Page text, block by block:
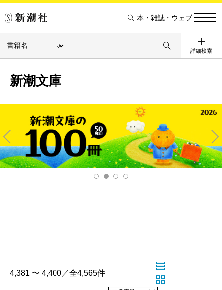
本・雑誌・ウェブ
詳細検索
新潮文庫
Pre
v
Ne
xt
4,381 〜 4,400／全4,565件